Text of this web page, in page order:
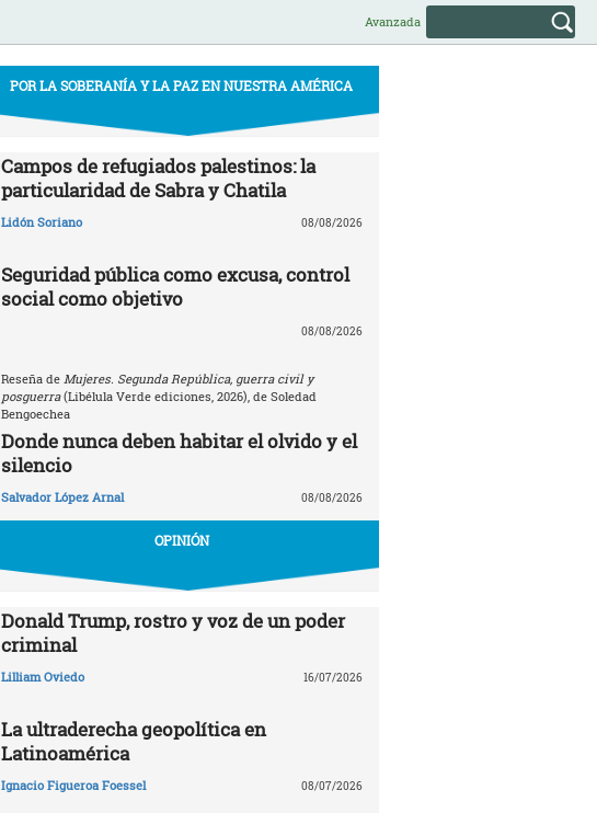
Avanzada
POR LA SOBERANÍA Y LA PAZ EN NUESTRA AMÉRICA
Campos de refugiados palestinos: la
particularidad de Sabra y Chatila
Lidón Soriano 08/08/2026
Seguridad pública como excusa, control
social como objetivo
08/08/2026
Reseña de Mujeres. Segunda República, guerra civil y
posguerra(Libélula Verde ediciones, 2026), de Soledad
Bengoechea
Donde nunca deben habitar el olvido y el
silencio
Salvador López Arnal 08/08/2026
OPINIÓN
Donald Trump, rostro y voz de un poder
criminal
Lilliam Oviedo 16/07/2026
La ultraderecha geopolítica en
Latinoamérica
Ignacio Figueroa Foessel 08/07/2026